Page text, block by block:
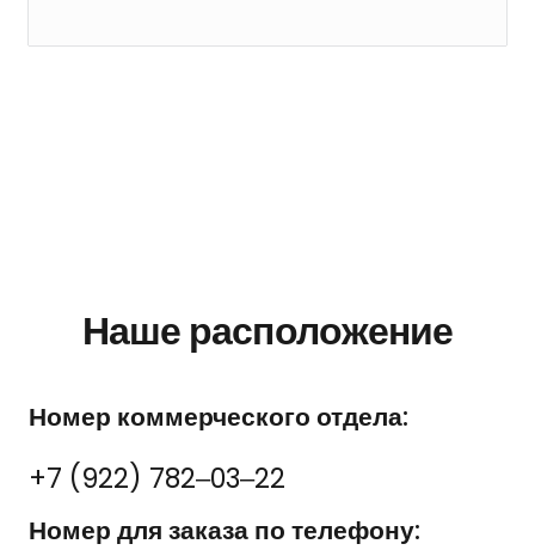
Наше расположение
Номер коммерческого отдела:
+7 (922) 782‒03‒22
Номер для заказа по телефону: